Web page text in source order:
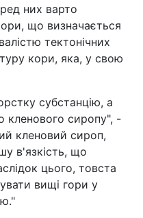
них варто
що визначається
тектонічних
кори, яка, у свою
субстанцію, а
кленового сиропу", -
кленовий сироп,
в'язкість, що
цього, товста
вищі гори у